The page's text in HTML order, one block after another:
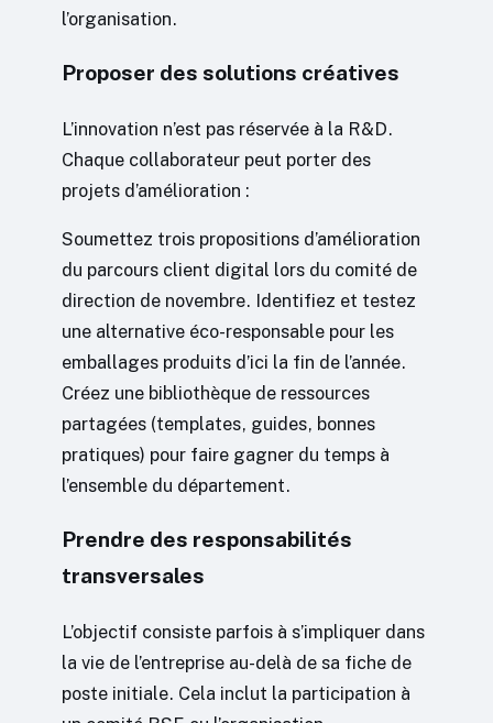
l’organisation.
Proposer des solutions créatives
L’innovation n’est pas réservée à la R&D.
Chaque collaborateur peut porter des
projets d’amélioration :
Soumettez trois propositions d’amélioration
du parcours client digital lors du comité de
direction de novembre. Identifiez et testez
une alternative éco-responsable pour les
emballages produits d’ici la fin de l’année.
Créez une bibliothèque de ressources
partagées (templates, guides, bonnes
pratiques) pour faire gagner du temps à
l’ensemble du département.
Prendre des responsabilités
transversales
L’objectif consiste parfois à s’impliquer dans
la vie de l’entreprise au-delà de sa fiche de
poste initiale. Cela inclut la participation à